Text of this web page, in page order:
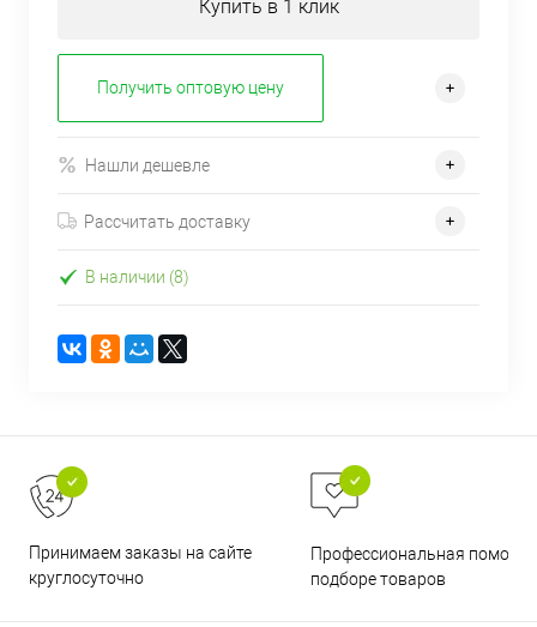
Купить в 1 клик
Получить оптовую цену
Нашли дешевле
Рассчитать доставку
В наличии (8)
Принимаем заказы на сайте
круглосуточно
Профессиональная помощь
подборе товаров